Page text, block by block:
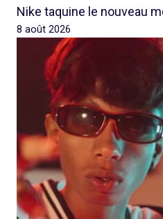
Nike taquine le nouveau
8 août 2026